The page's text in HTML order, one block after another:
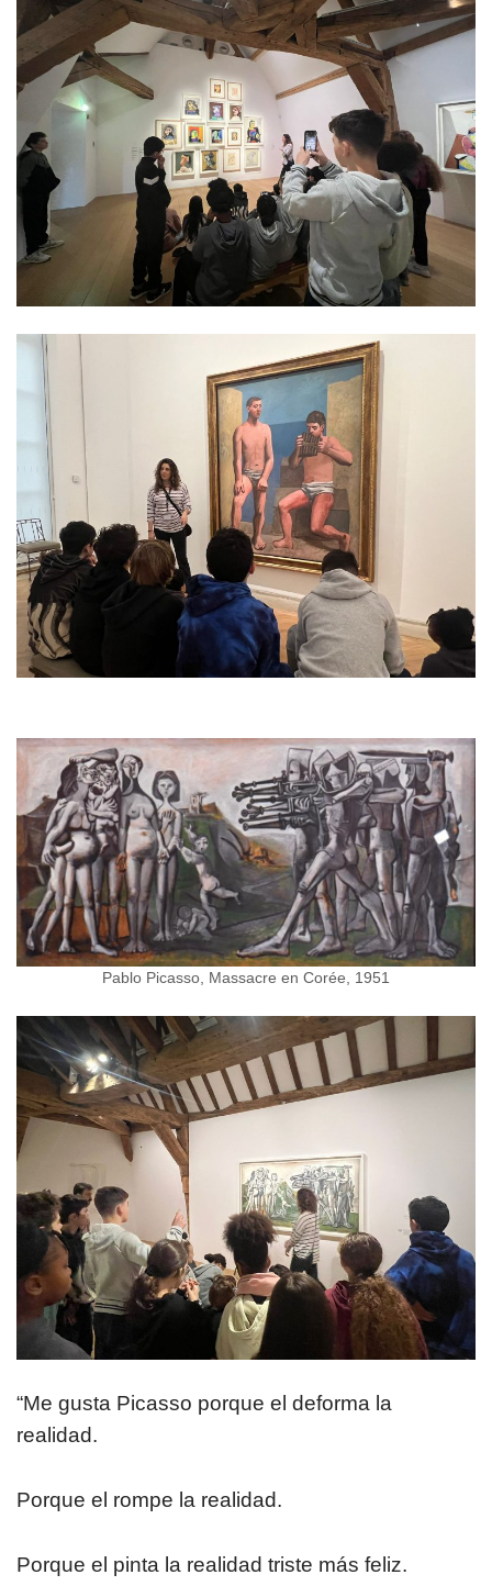
Pablo Picasso, Massacre en Corée, 1951
“Me gusta Picasso porque el deforma la
realidad.
Porque el rompe la realidad.
Porque el pinta la realidad triste más feliz.